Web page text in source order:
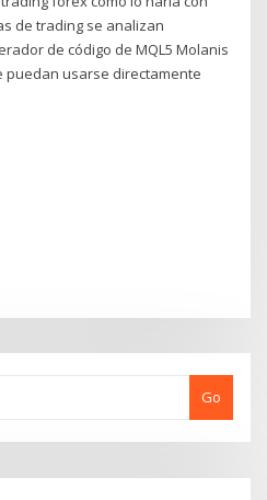
de trading se analizan
de código de MQL5 Molanis
usarse directamente
Go